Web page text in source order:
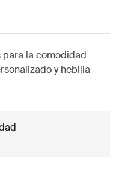
la comodidad
y hebilla